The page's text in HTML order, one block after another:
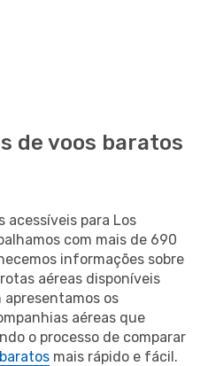
de voos baratos
acessíveis para Los
com mais de 690
informações sobre
aéreas disponíveis
apresentamos os
aéreas que
o processo de comparar
mais rápido e fácil.